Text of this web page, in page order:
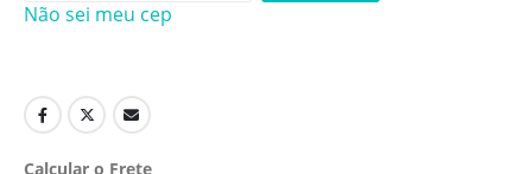
Não sei meu cep
Calcular o Frete